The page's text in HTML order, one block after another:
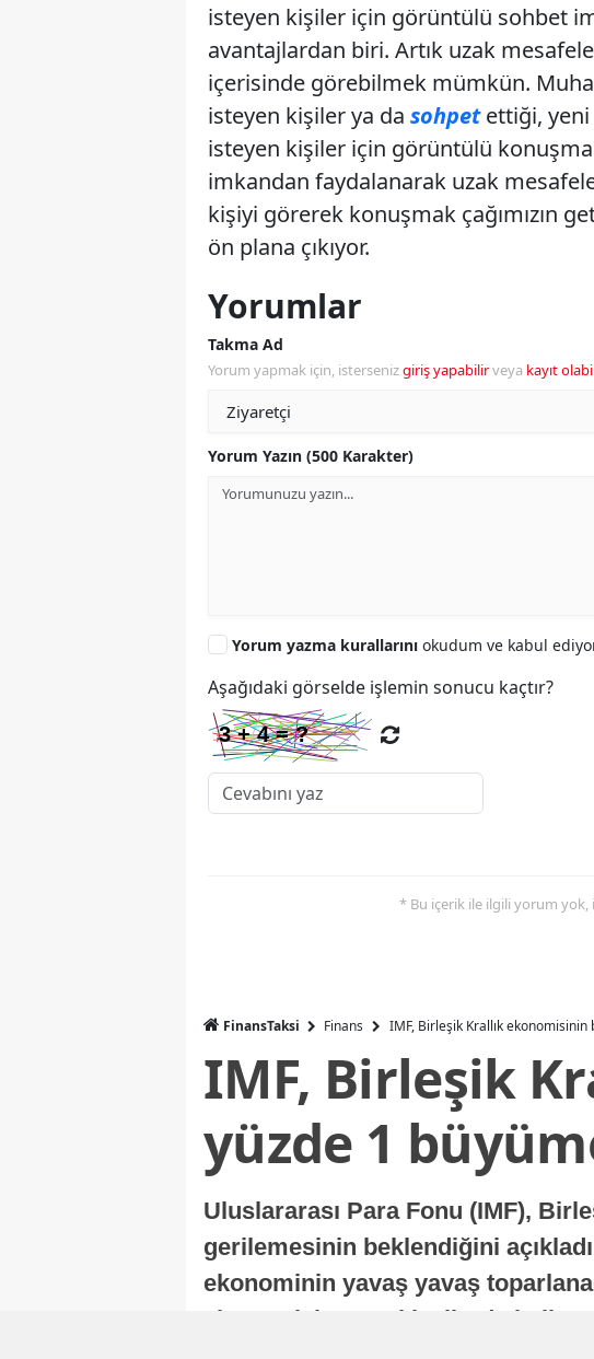
isteyen kişiler için görüntülü sohbet
avantajlardan biri. Artık uzak
içerisinde görebilmek mümkün.
isteyen kişiler ya da sohpetettiği, yeni
isteyen kişiler için görüntülü
imkandan faydalanarak uzak
kişiyi görerek konuşmak çağımızın
ön plana çıkıyor.
Yorumlar
Takma Ad
Yorum yapmak için, istersenizgiriş yapabilirveya kayıt
Yorum Yazın (500 Karakter)
Yorum yazma kurallarını okudum ve kabul
Aşağıdaki görselde işlemin sonucu kaçtır?
* Bu içerik ile ilgili yorum yok,
FinansTaksi Finans IMF, Birleşik Krallık
IMF, Birleşik
yüzde 1
Uluslararası Para Fonu (IMF),
gerilemesinin beklendiğini
ekonominin yavaş yavaş
ekonomisi, sonraki yıllarda